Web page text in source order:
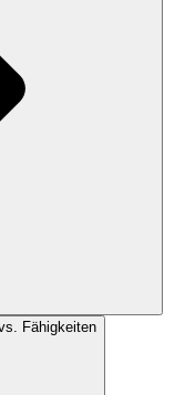
Fähigkeiten